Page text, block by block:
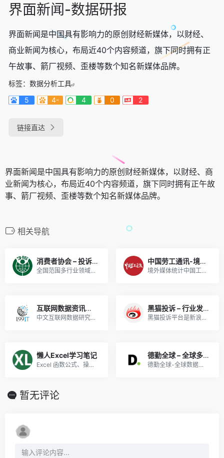
界面新闻-数据研报
界面新闻是中国具有影响力的原创财经新媒体，以财经、
商业新闻为核心，布局近40个内容频道，旗下同时拥有正
午故事、箭厂视频、歪楼等数个知名新媒体品牌。
标签： 数据分析工具
5
4- 4 0 2
链接直达
界面新闻是中国具有影响力的原创财经新媒体，以财经、商
业新闻为核心，布局近40个内容频道，旗下同时拥有正午故
事、箭厂视频、歪楼等数个知名新媒体品牌。
相关导航
消费者协会 – 投诉数据
全国范围多行业领域投诉数据，有成文报告，很好用。
中国劳工通讯-境外媒体统计中国工人群体性事件数据
境外媒体统计中国工人群体性事件、安全生产事故、求助相关数据
互联网数据资讯网-199IT
中文互联网数据研究资讯中心是一个专注于互联网数据研究、互联网数据调研、IT数据分析、互联网咨询机构数据、互联网权威机构，并致力为中国互联网研究和咨询及IT行业数据专业人员和决策者提供一个数据共享平台。这里是
黑猫投诉 – 行业发展状况分析
黑猫投诉平台是新浪旗下消费者投诉平台,快速解决315消费投诉,315投诉维权,共享服务投诉,购物平台投诉,旅游出行投诉,住宿投诉,娱乐生活投诉,教育培训投诉,金融支付投诉等,拥有海量企业库,各领域专家,专业律师团队及权威帮帮团来帮助消费者。
懒人Excel学习笔记
Excel 函数公式、操作技巧、数据分析、图表模板、VBA、数据透视表教程
德勤全球 – 全球多行业领域分析报告
德勤全球-全球数据研究报告，切换语言可以找到多种国家的报告。
暂无评论